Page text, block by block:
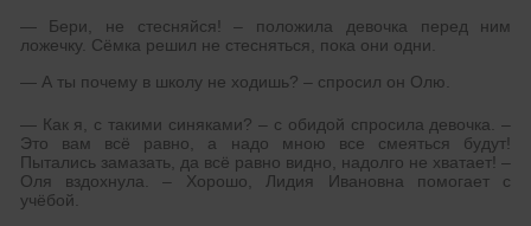
— Бери, не стесняйся! – положила девочка перед ним
ложечку. Сёмка решил не стесняться, пока они одни.
— А ты почему в школу не ходишь? – спросил он Олю.
— Как я, с такими синяками? – с обидой спросила девочка. –
Это вам всё равно, а надо мною все смеяться будут!
Пытались замазать, да всё равно видно, надолго не хватает! –
Оля вздохнула. – Хорошо, Лидия Ивановна помогает с
учёбой.